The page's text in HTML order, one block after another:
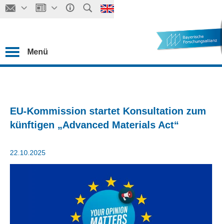
Menü
EU-Kommission startet Konsultation zum
künftigen „Advanced Materials Act“
22.10.2025